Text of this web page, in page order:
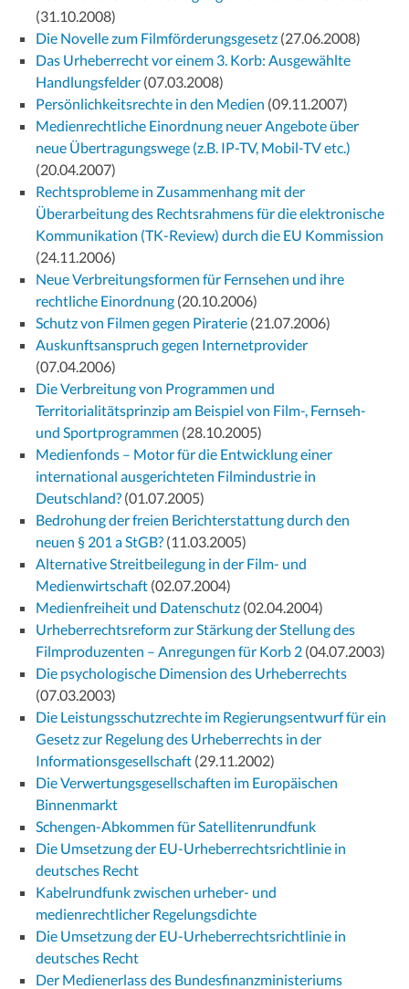
(31.10.2008)
Die Novelle zum Filmförderungsgesetz (27.06.2008)
Das Urheberrecht vor einem 3. Korb: Ausgewählte
Handlungsfelder (07.03.2008)
Persönlichkeitsrechte in den Medien (09.11.2007)
Medienrechtliche Einordnung neuer Angebote über
neue Übertragungswege (z.B. IP-TV, Mobil-TV etc.)
(20.04.2007)
Rechtsprobleme in Zusammenhang mit der
Überarbeitung des Rechtsrahmens für die elektronische
Kommunikation (TK-Review) durch die EU Kommission
(24.11.2006)
Neue Verbreitungsformen für Fernsehen und ihre
rechtliche Einordnung (20.10.2006)
Schutz von Filmen gegen Piraterie (21.07.2006)
Auskunftsanspruch gegen Internetprovider
(07.04.2006)
Die Verbreitung von Programmen und
Territorialitätsprinzip am Beispiel von Film-, Fernseh-
und Sportprogrammen (28.10.2005)
Medienfonds – Motor für die Entwicklung einer
international ausgerichteten Filmindustrie in
Deutschland? (01.07.2005)
Bedrohung der freien Berichterstattung durch den
neuen § 201 a StGB? (11.03.2005)
Alternative Streitbeilegung in der Film- und
Medienwirtschaft (02.07.2004)
Medienfreiheit und Datenschutz (02.04.2004)
Urheberrechtsreform zur Stärkung der Stellung des
Filmproduzenten – Anregungen für Korb 2 (04.07.2003)
Die psychologische Dimension des Urheberrechts
(07.03.2003)
Die Leistungsschutzrechte im Regierungsentwurf für ein
Gesetz zur Regelung des Urheberrechts in der
Informationsgesellschaft (29.11.2002)
Die Verwertungsgesellschaften im Europäischen
Binnenmarkt
Schengen-Abkommen für Satellitenrundfunk
Die Umsetzung der EU-Urheberrechtsrichtlinie in
deutsches Recht
Kabelrundfunk zwischen urheber- und
medienrechtlicher Regelungsdichte
Die Umsetzung der EU-Urheberrechtsrichtlinie in
deutsches Recht
Der Medienerlass des Bundesfinanzministeriums